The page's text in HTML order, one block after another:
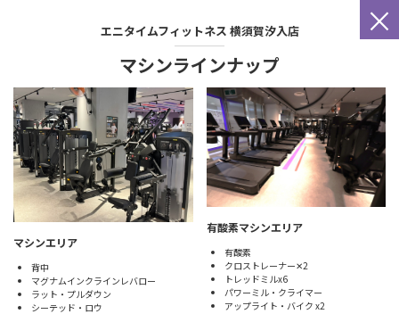
×
エニタイムフィットネス 横須賀汐入店
マシンラインナップ
マシンエリア
背中
マグナムインクラインレバロー
ラット・プルダウン
シーテッド・ロウ
有酸素マシンエリア
有酸素
クロストレーナー✕2
トレッドミルx6
パワーミル・クライマー
アップライト・バイク x2